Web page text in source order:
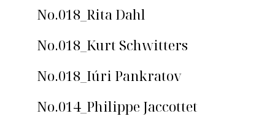
No.018_Rita Dahl
No.018_Kurt Schwitters
No.018_Iúri Pankratov
No.014_Philippe Jaccottet